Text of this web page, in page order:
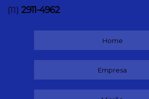
(11) 2911-4962
Home
Empresa